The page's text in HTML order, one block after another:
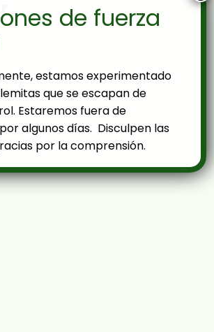
de fuerza
estamos experimentado
que se escapan de
Estaremos fuera de
algunos días. Disculpen las
por la comprensión.